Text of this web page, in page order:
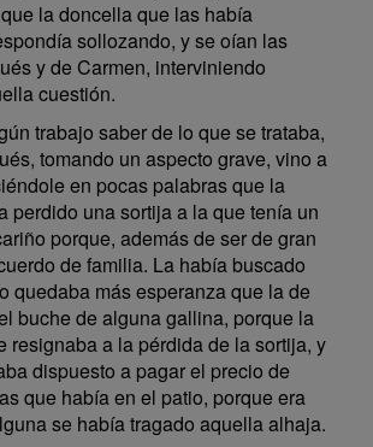
la doncella que las había
sollozando, y se oían las
y de Carmen, interviniendo
cuestión.
trabajo saber de lo que se trataba,
tomando un aspecto grave, vino a
en pocas palabras que la
perdido una sortija a la que tenía un
porque, además de ser de gran
de familia. La había buscado
quedaba más esperanza que la de
buche de alguna gallina, porque la
resignaba a la pérdida de la sortija, y
dispuesto a pagar el precio de
que había en el patio, porque era
se había tragado aquella alhaja.